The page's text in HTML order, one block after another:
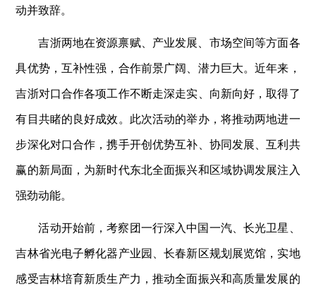
动并致辞。
吉浙两地在资源禀赋、产业发展、市场空间等方面各
具优势，互补性强，合作前景广阔、潜力巨大。近年来，
吉浙对口合作各项工作不断走深走实、向新向好，取得了
有目共睹的良好成效。此次活动的举办，将推动两地进一
步深化对口合作，携手开创优势互补、协同发展、互利共
赢的新局面，为新时代东北全面振兴和区域协调发展注入
强劲动能。
活动开始前，考察团一行深入中国一汽、长光卫星、
吉林省光电子孵化器产业园、长春新区规划展览馆，实地
感受吉林培育新质生产力，推动全面振兴和高质量发展的